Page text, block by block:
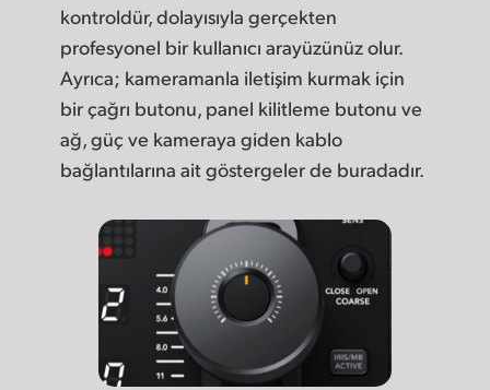
kontroldür, dolayısıyla gerçekten
profesyonel bir kullanıcı arayüzünüz olur.
Ayrıca; kameramanla iletişim kurmak için
bir çağrı butonu, panel kilitleme butonu ve
ağ, güç ve kameraya giden kablo
bağlantılarına ait göstergeler de buradadır.